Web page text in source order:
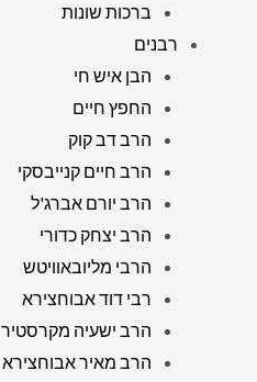
ברכות שונות
רבנים
הבן איש חי
החפץ חיים
הרב דב קוק
הרב חיים קנייבסקי
הרב יורם אברג'ל
הרב יצחק כדורי
הרבי מליובאוויטש
רבי דוד אבוחצירא
הרב ישעיה מקרסטיר
הרב מאיר אבוחצירא